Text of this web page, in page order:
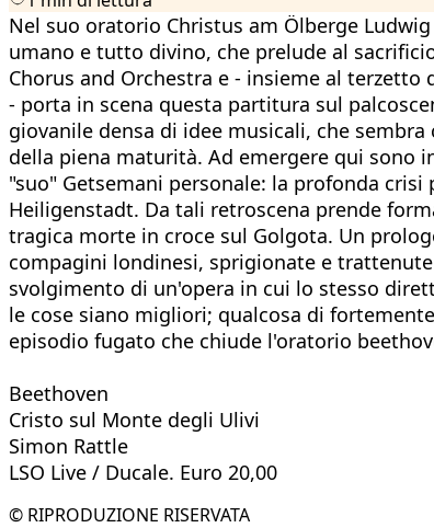
Nel suo oratorio Christus am Ölberge
umano e tutto divino, che prelude al
Chorus and Orchestra e - insieme al terzetto
- porta in scena questa partitura sul
giovanile densa di idee musicali, che
della piena maturità. Ad emergere qui sono
"suo" Getsemani personale: la profonda
Heiligenstadt. Da tali retroscena prende
tragica morte in croce sul Golgota. Un
compagini londinesi, sprigionate e
svolgimento di un'opera in cui lo stesso
le cose siano migliori; qualcosa di
episodio fugato che chiude l'oratorio
Beethoven
Cristo sul Monte degli Ulivi
Simon Rattle
LSO Live / Ducale. Euro 20,00
© RIPRODUZIONE RISERVATA